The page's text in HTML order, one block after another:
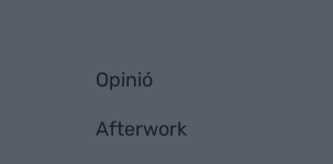
Opinió
Afterwork